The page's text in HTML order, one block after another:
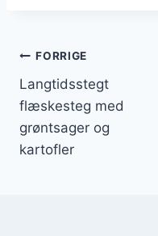
FORRIGE
Langtidsstegt
flæskesteg med
grøntsager og
kartofler